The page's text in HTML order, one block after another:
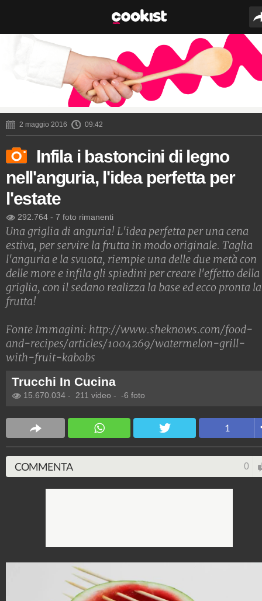
2 maggio 2016 09:42
Infila i bastoncini di legno
nell'anguria, l'idea perfetta per
l'estate
292.764 - 7 foto rimanenti
Una griglia di anguria! L'idea perfetta per una cena
estiva, per servire la frutta in modo originale. Taglia
l'anguria e la svuota, riempie una delle due metà con
delle more e infila gli spiedini per creare l'effetto della
griglia, con il sedano realizza la base ed ecco pronta la
frutta!
Fonte Immagini: http://www.sheknows.com/food-
and-recipes/articles/1004269/watermelon-grill-
with-fruit-kabobs
Trucchi In Cucina
15.670.034 - 211 video - -6 foto
1
COMMENTA 0